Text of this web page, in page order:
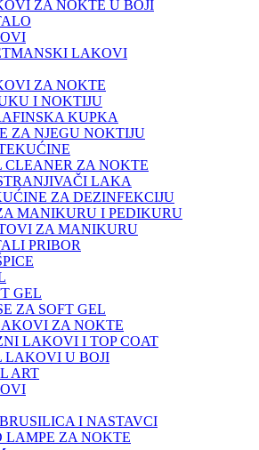
ZA NOKTE U BOJI
LAKOVI
ZA NOKTE
I NOKTIJU
KUPKA
ZA NJEGU NOKTIJU
CLEANER ZA NOKTE
LAKA
ZA DEZINFEKCIJU
MANIKURU I PEDIKURU
ZA MANIKURU
PRIBOR
GEL
ZA SOFT GEL
ZA NOKTE
LAKOVI I TOP COAT
LAKOVI U BOJI
ART
I NASTAVCI
LAMPE ZA NOKTE